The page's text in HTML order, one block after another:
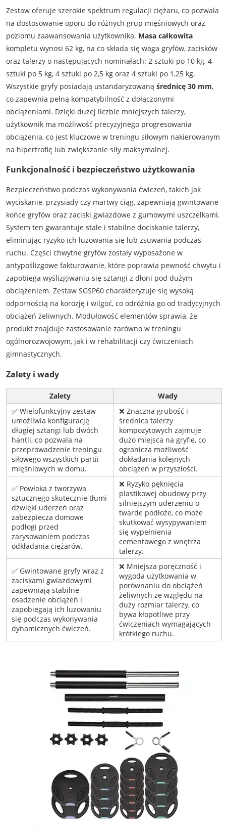
Zestaw oferuje szerokie spektrum regulacji ciężaru, co pozwala
na dostosowanie oporu do różnych grup mięśniowych oraz
poziomu zaawansowania użytkownika. Masa całkowita
kompletu wynosi 62 kg, na co składa się waga gryfów, zacisków
oraz talerzy o następujących nominałach: 2 sztuki po 10 kg, 4
sztuki po 5 kg, 4 sztuki po 2,5 kg oraz 4 sztuki po 1,25 kg.
Wszystkie gryfy posiadają ustandaryzowaną średnicę 30 mm,
co zapewnia pełną kompatybilność z dołączonymi
obciążeniami. Dzięki dużej liczbie mniejszych talerzy,
użytkownik ma możliwość precyzyjnego progresowania
obciążenia, co jest kluczowe w treningu siłowym nakierowanym
na hipertrofię lub zwiększanie siły maksymalnej.
Funkcjonalność i bezpieczeństwo użytkowania
Bezpieczeństwo podczas wykonywania ćwiczeń, takich jak
wyciskanie, przysiady czy martwy ciąg, zapewniają gwintowane
końce gryfów oraz zaciski gwiazdowe z gumowymi uszczelkami.
System ten gwarantuje stałe i stabilne dociskanie talerzy,
eliminując ryzyko ich luzowania się lub zsuwania podczas
ruchu. Części chwytne gryfów zostały wyposażone w
antypoślizgowe fakturowanie, które poprawia pewność chwytu i
zapobiega wyślizgiwaniu się sztangi z dłoni pod dużym
obciążeniem. Zestaw SGSP60 charakteryzuje się wysoką
odpornością na korozję i wilgoć, co odróżnia go od tradycyjnych
obciążeń żeliwnych. Modułowość elementów sprawia, że
produkt znajduje zastosowanie zarówno w treningu
ogólnorozwojowym, jak i w rehabilitacji czy ćwiczeniach
gimnastycznych.
Zalety i wady
Zalety
Wady
✅ Wielofunkcyjny zestaw
umożliwia konfigurację
długiej sztangi lub dwóch
hantli, co pozwala na
przeprowadzenie treningu
siłowego wszystkich partii
mięśniowych w domu.
❌ Znaczna grubość i
średnica talerzy
kompozytowych zajmuje
dużo miejsca na gryfie, co
ogranicza możliwość
dokładania kolejnych
obciążeń w przyszłości.
✅ Powłoka z tworzywa
sztucznego skutecznie tłumi
dźwięki uderzeń oraz
zabezpiecza domowe
podłogi przed
zarysowaniem podczas
odkładania ciężarów.
❌ Ryzyko pęknięcia
plastikowej obudowy przy
silniejszym uderzeniu o
twarde podłoże, co może
skutkować wysypywaniem
się wypełnienia
cementowego z wnętrza
talerzy.
✅ Gwintowane gryfy wraz z
zaciskami gwiazdowymi
zapewniają stabilne
osadzenie obciążeń i
zapobiegają ich luzowaniu
się podczas wykonywania
dynamicznych ćwiczeń.
❌ Mniejsza poręczność i
wygoda użytkowania w
porównaniu do obciążeń
żeliwnych ze względu na
duży rozmiar talerzy, co
bywa kłopotliwe przy
ćwiczeniach wymagających
krótkiego ruchu.